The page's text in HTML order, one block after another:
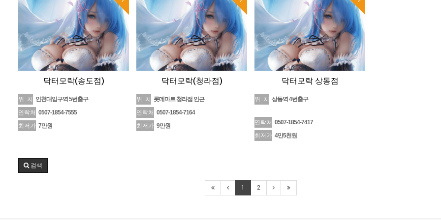
닥터모락(송도점)
위 치
인천대입구역 5번출구
연락처 0507-1854-7555
최저가 7만원
닥터모락(청라점)
위 치
롯데마트 청라점 인근
연락처 0507-1854-7164
최저가 9만원
닥터모락 상동점
위 치 상동역 4번출구
연락처 0507-1854-7417
최저가 4만5천원
검색
1 2